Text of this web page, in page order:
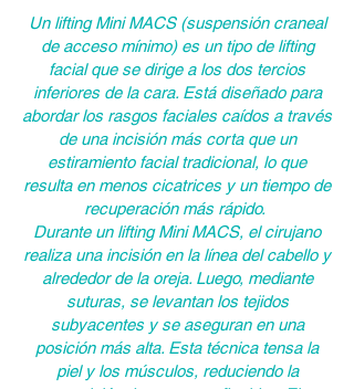
Un lifting Mini MACS (suspensión craneal
de acceso mínimo) es un tipo de lifting
facial que se dirige a los dos tercios
inferiores de la cara. Está diseñado para
abordar los rasgos faciales caídos a través
de una incisión más corta que un
estiramiento facial tradicional, lo que
resulta en menos cicatrices y un tiempo de
recuperación más rápido.
Durante un lifting Mini MACS, el cirujano
realiza una incisión en la línea del cabello y
alrededor de la oreja. Luego, mediante
suturas, se levantan los tejidos
subyacentes y se aseguran en una
posición más alta. Esta técnica tensa la
piel y los músculos, reduciendo la